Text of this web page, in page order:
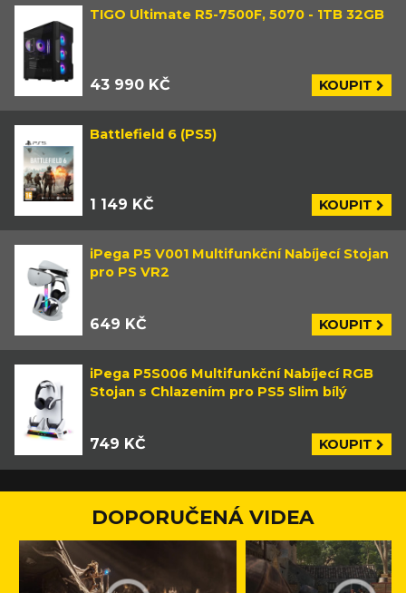
TIGO Ultimate R5-7500F, 5070 - 1TB 32GB
43 990 KČ KOUPIT
Battlefield 6 (PS5)
1 149 KČ KOUPIT
iPega P5 V001 Multifunkční Nabíjecí Stojan
pro PS VR2
649 KČ KOUPIT
iPega P5S006 Multifunkční Nabíjecí RGB
Stojan s Chlazením pro PS5 Slim bílý
749 KČ KOUPIT
DOPORUČENÁ VIDEA